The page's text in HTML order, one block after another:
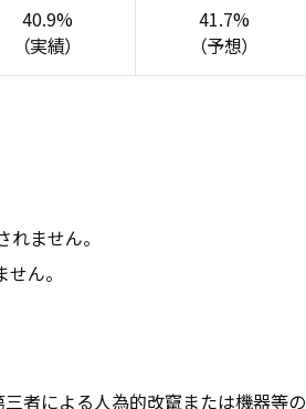
40.9%
（実績）
41.7%
（予想）
ません。
ん。
者による人為的改竄または機器等の